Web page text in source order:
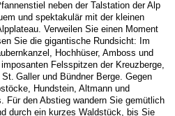
neben der Talstation der Alp
und spektakulär mit der kleinen
Verweilen Sie einen Moment
Sie die gigantische Rundsicht: Im
Hochhüser, Amboss und
Felsspitzen der Kreuzberge,
Galler und Bündner Berge. Gegen
Hundstein, Altmann und
Für den Abstieg wandern Sie gemütlich
durch ein kurzes Waldstück, bis Sie